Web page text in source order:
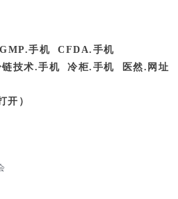
GMP.手机
CFDA.手机
链技术.手机 冷柜.手机 医然.网址
开）